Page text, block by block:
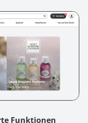
Funktionen